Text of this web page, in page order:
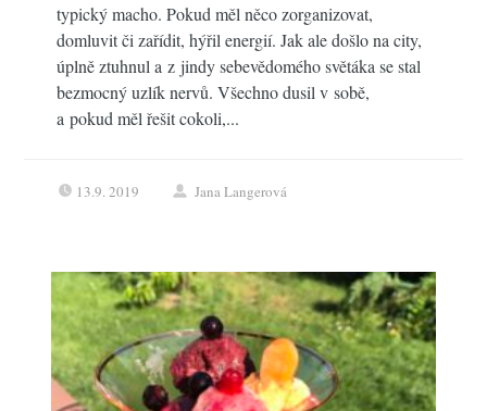
typický macho. Pokud měl něco zorganizovat,
domluvit či zařídit, hýřil energií. Jak ale došlo na city,
úplně ztuhnul a z jindy sebevědomého světáka se stal
bezmocný uzlík nervů. Všechno dusil v sobě,
a pokud měl řešit cokoli,...
13.9. 2019 Jana Langerová